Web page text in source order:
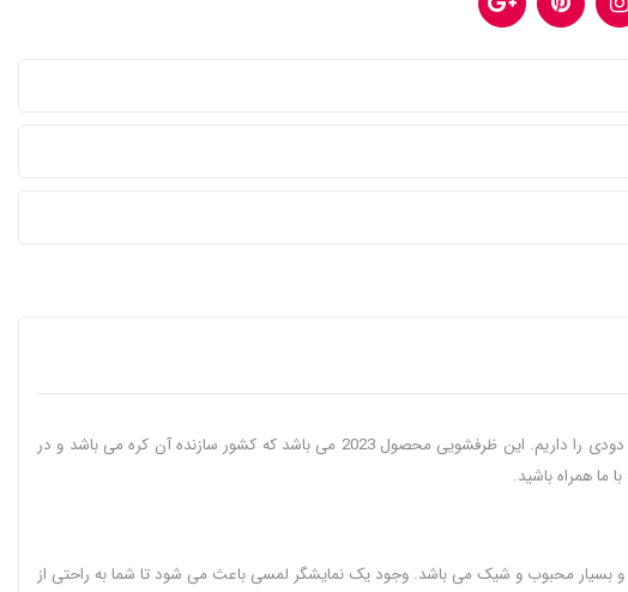
امروزه ظرفشویی به یکی از وسایل اصلی در هر خانه تبدیل شده. اینبار قصد معرفی و بررسی یکی از ظرفشویی های برند ال جی مدل DFC335HM رنگ دودی را داریم. این ظرفشویی محصول 2023 می باشد که کشور سازنده آن کره می باشد و در
ما همراه باشید.
محبوب و شیک می باشد. وجود یک نمایشگر لمسی باعث می شود تا شما به راحتی از